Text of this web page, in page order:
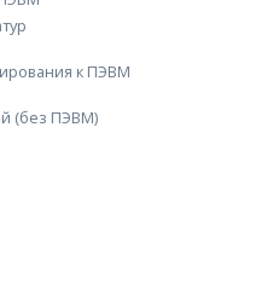
к ПЭВМ
(без ПЭВМ)